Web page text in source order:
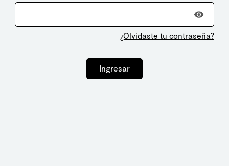
¿Olvidaste tu contraseña?
Ingresar